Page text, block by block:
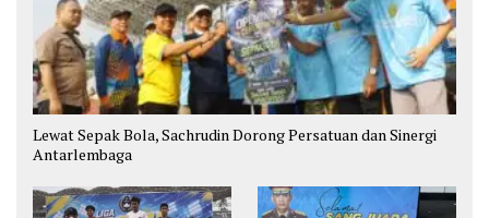
Lewat Sepak Bola, Sachrudin Dorong Persatuan dan Sinergi
Antarlembaga